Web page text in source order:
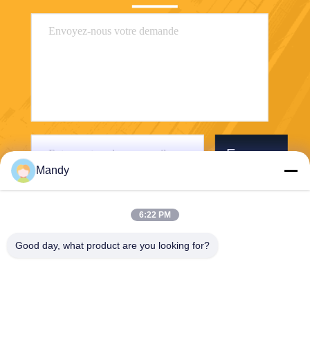
Envoyer
Mandy
6:22 PM
Good day, what product are you looking for?